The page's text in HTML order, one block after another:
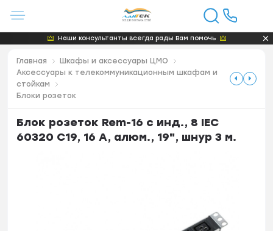
Наши консультанты всегда рады Вам помочь
Главная
Шкафы и аксессуары ЦМО
Аксессуары к телекоммуникационным шкафам и
стойкам
Блоки розеток
Блок розеток Rem-16 с инд., 8 IEC
60320 C19, 16 A, алюм., 19", шнур 3 м.